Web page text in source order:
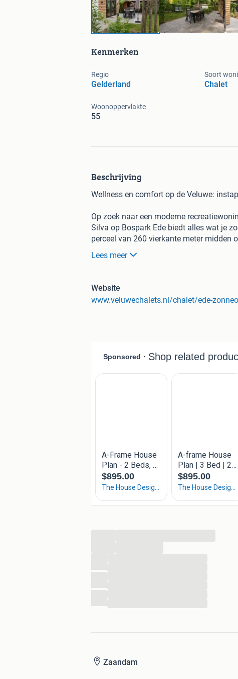
Kenmerken
Regio
Gelderland
Soort
Chalet
Woonoppervlakte
55
Beschrijving
Wellness en comfort op de Veluwe:
Op zoek naar een moderne
Silva op Bospark Ede biedt alles wat je
perceel van 260 vierkante meter midden
55 vierkante meter en is gelegen op een
profiteert van de zon, terwijl de hoge
uitnodigende woonkamer met direct
een cv-combiketel en airconditioning,
verblijven.
uitstekende faciliteiten en een
189.500 euro kosten koper. De woning
Beschikbaarheid op korte termijn.
Voor meer informatie of het plannen van
Lees meer
Website
www.veluwechalets.nl/chalet/ede-
Zaandam